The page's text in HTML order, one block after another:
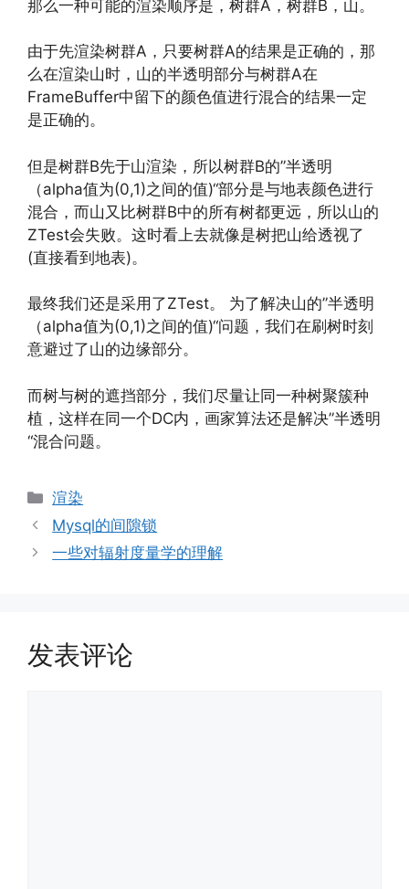
那么一种可能的渲染顺序是，树群A，树群B，山。
由于先渲染树群A，只要树群A的结果是正确的，那
么在渲染山时，山的半透明部分与树群A在
FrameBuffer中留下的颜色值进行混合的结果一定
是正确的。
但是树群B先于山渲染，所以树群B的”半透明
（alpha值为(0,1)之间的值)“部分是与地表颜色进行
混合，而山又比树群B中的所有树都更远，所以山的
ZTest会失败。这时看上去就像是树把山给透视了
(直接看到地表)。
最终我们还是采用了ZTest。 为了解决山的”半透明
（alpha值为(0,1)之间的值)“问题，我们在刷树时刻
意避过了山的边缘部分。
而树与树的遮挡部分，我们尽量让同一种树聚簇种
植，这样在同一个DC内，画家算法还是解决”半透明
“混合问题。
分
类
渲染
Mysql的间隙锁
一些对辐射度量学的理解
发表评论